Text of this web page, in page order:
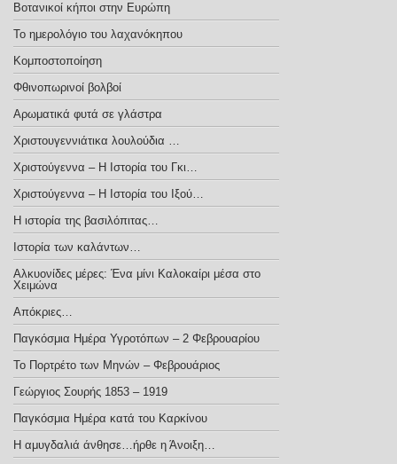
Βοτανικοί κήποι στην Ευρώπη
Το ημερολόγιο του λαχανόκηπου
Κομποστοποίηση
Φθινοπωρινοί βολβοί
Αρωματικά φυτά σε γλάστρα
Χριστουγεννιάτικα λουλούδια …
Χριστούγεννα – H Iστορία του Γκι…
Χριστούγεννα – Η Ιστορία του Ιξού…
Η ιστορία της βασιλόπιτας…
Ιστορία των καλάντων…
Αλκυονίδες μέρες: Ένα μίνι Καλοκαίρι μέσα στο
Χειμώνα
Απόκριες…
Παγκόσμια Ημέρα Υγροτόπων – 2 Φεβρουαρίου
Το Πορτρέτο των Μηνών – Φεβρουάριος
Γεώργιος Σουρής 1853 – 1919
Παγκόσμια Ημέρα κατά του Καρκίνου
Η αμυγδαλιά άνθησε…ήρθε η Άνοιξη…